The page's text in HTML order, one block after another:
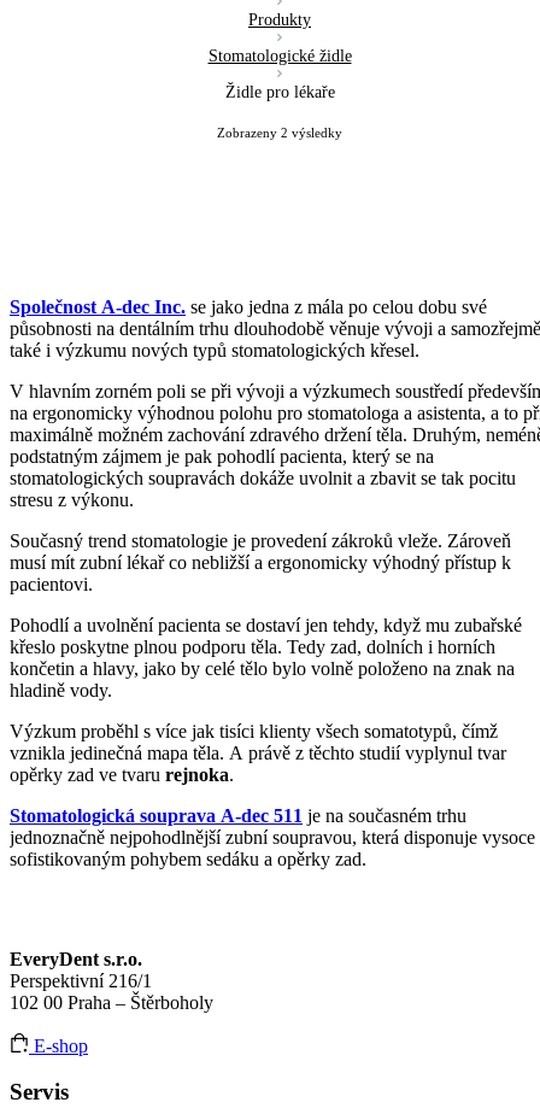
Produkty
Stomatologické židle
Židle pro lékaře
Zobrazeny 2 výsledkySorted
Společnost A-dec Inc. se jako jedna z mála po celou dobu své
působnosti na dentálním trhu dlouhodobě věnuje vývoji a samozřejmě
také i výzkumu nových typů stomatologických křesel.
V hlavním zorném poli se při vývoji a výzkumech soustředí
na ergonomicky výhodnou polohu pro stomatologa a asistenta, a to
maximálně možném zachování zdravého držení těla. Druhým,
podstatným zájmem je pak pohodlí pacienta, který se na
stomatologických soupravách dokáže uvolnit a zbavit se tak pocitu
stresu z výkonu.
Současný trend stomatologie je provedení zákroků vleže. Zároveň
musí mít zubní lékař co nebližší a ergonomicky výhodný přístup k
pacientovi.
Pohodlí a uvolnění pacienta se dostaví jen tehdy, když mu zubařské
křeslo poskytne plnou podporu těla. Tedy zad, dolních i horních
končetin a hlavy, jako by celé tělo bylo volně položeno na znak na
hladině vody.
Výzkum proběhl s více jak tisíci klienty všech somatotypů, čímž
vznikla jedinečná mapa těla. A právě z těchto studií vyplynul tvar
opěrky zad ve tvaru rejnoka.
Stomatologická souprava A-dec 511 je na současném trhu
jednoznačně nejpohodlnější zubní soupravou, která disponuje vysoce
sofistikovaným pohybem sedáku a opěrky zad.
EveryDent s.r.o.
Perspektivní 216/1
102 00 Praha – Štěrboholy
E-shop
Servis